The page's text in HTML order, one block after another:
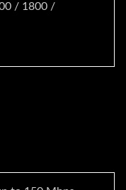
/ 1800 /